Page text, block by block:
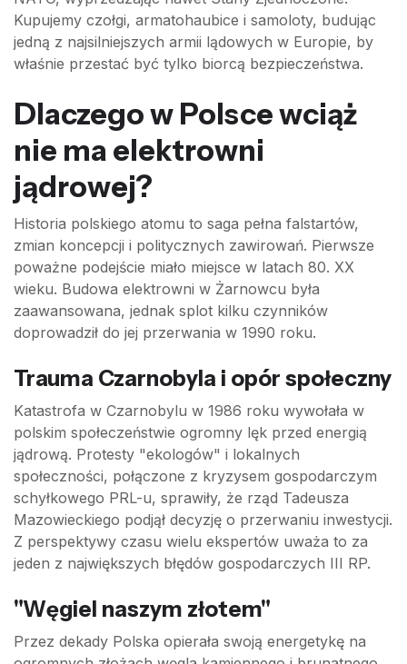
Kupujemy czołgi, armatohaubice i samoloty, budując
jedną z najsilniejszych armii lądowych w Europie, by
właśnie przestać być tylko biorcą bezpieczeństwa.
Dlaczego w Polsce wciąż
nie ma elektrowni
jądrowej?
Historia polskiego atomu to saga pełna falstartów,
zmian koncepcji i politycznych zawirowań. Pierwsze
poważne podejście miało miejsce w latach 80. XX
wieku. Budowa elektrowni w Żarnowcu była
zaawansowana, jednak splot kilku czynników
doprowadził do jej przerwania w 1990 roku.
Trauma Czarnobyla i opór społeczny
Katastrofa w Czarnobylu w 1986 roku wywołała w
polskim społeczeństwie ogromny lęk przed energią
jądrową. Protesty "ekologów" i lokalnych
społeczności, połączone z kryzysem gospodarczym
schyłkowego PRL-u, sprawiły, że rząd Tadeusza
Mazowieckiego podjął decyzję o przerwaniu inwestycji.
Z perspektywy czasu wielu ekspertów uważa to za
jeden z największych błędów gospodarczych III RP.
"Węgiel naszym złotem"
Przez dekady Polska opierała swoją energetykę na